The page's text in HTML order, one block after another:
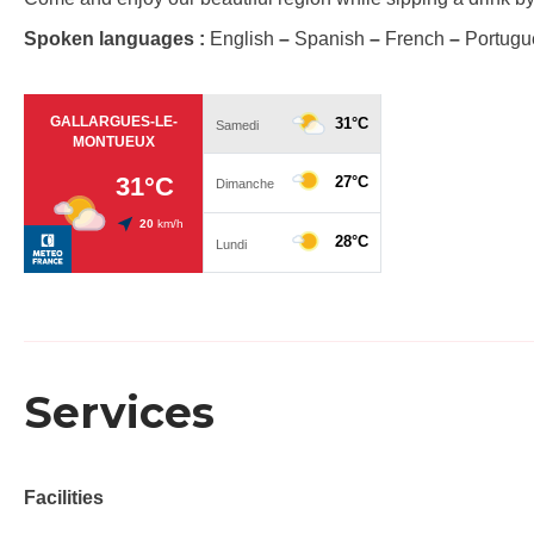
Spoken languages : English – Spanish – French –
Services
Facilities